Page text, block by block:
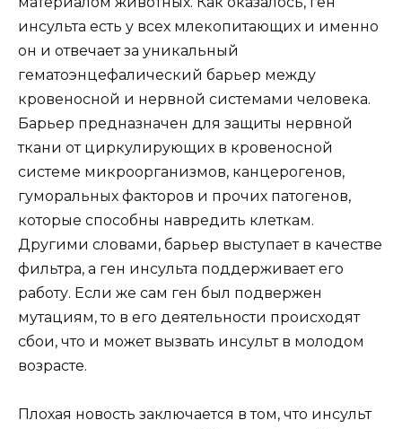
инсульта есть у всех млекопитающих и именно
он и отвечает за уникальный
гематоэнцефалический барьер между
кровеносной и нервной системами человека.
Барьер предназначен для защиты нервной
ткани от циркулирующих в кровеносной
системе микроорганизмов, канцерогенов,
гуморальных факторов и прочих патогенов,
которые способны навредить клеткам.
Другими словами, барьер выступает в качестве
фильтра, а ген инсульта поддерживает его
работу. Если же сам ген был подвержен
мутациям, то в его деятельности происходят
сбои, что и может вызвать инсульт в молодом
возрасте.
Плохая новость заключается в том, что инсульт